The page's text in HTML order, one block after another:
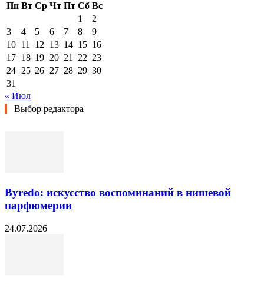
Пн Вт Ср Чт Пт Сб Вс
1
2
3
4 5 6 7 8
9
10 11 12 13 14 15 16
17 18 19 20 21 22 23
24 25 26 27 28 29 30
31
« Июл
Выбор редактора
Byredo: искусство воспоминаний в нишевой
парфюмерии
24.07.2026